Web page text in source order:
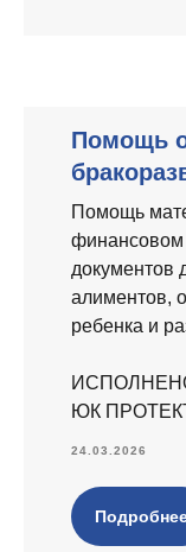
Помощь
Помощь
финансовом
документов
алиментов,
ребенка и
ЮК
24.03.2026